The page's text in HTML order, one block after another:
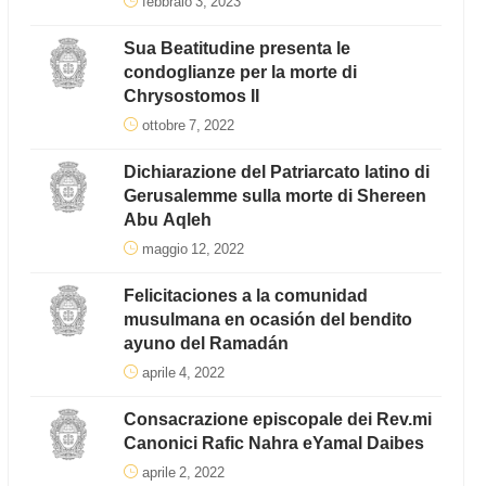
Sua Beatitudine presenta le
condoglianze per la morte di
Chrysostomos II
ottobre 7, 2022
Dichiarazione del Patriarcato latino di
Gerusalemme sulla morte di Shereen
Abu Aqleh
maggio 12, 2022
Felicitaciones a la comunidad
musulmana en ocasión del bendito
ayuno del Ramadán
aprile 4, 2022
Consacrazione episcopale dei Rev.mi
Canonici Rafic Nahra eYamal Daibes
aprile 2, 2022